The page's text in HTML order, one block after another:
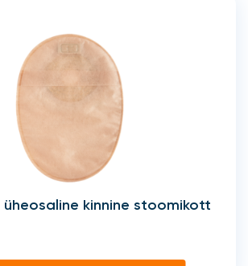
üheosaline kinnine stoomikott